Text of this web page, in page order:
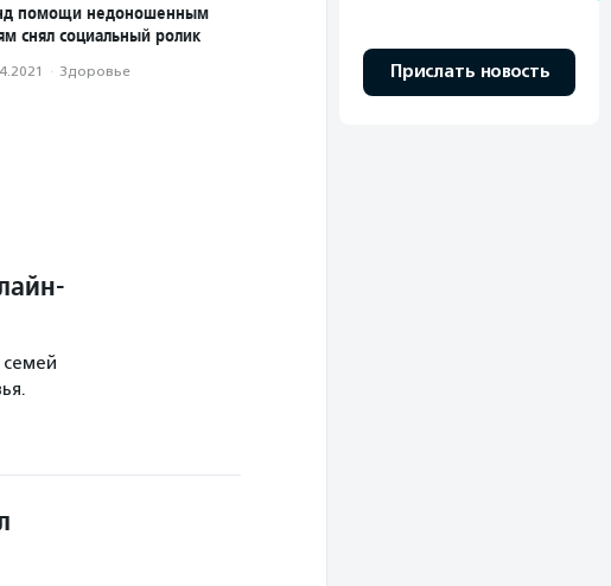
помощи недоношенным
снял социальный ролик
· Здоровье
семей
Прислать новость